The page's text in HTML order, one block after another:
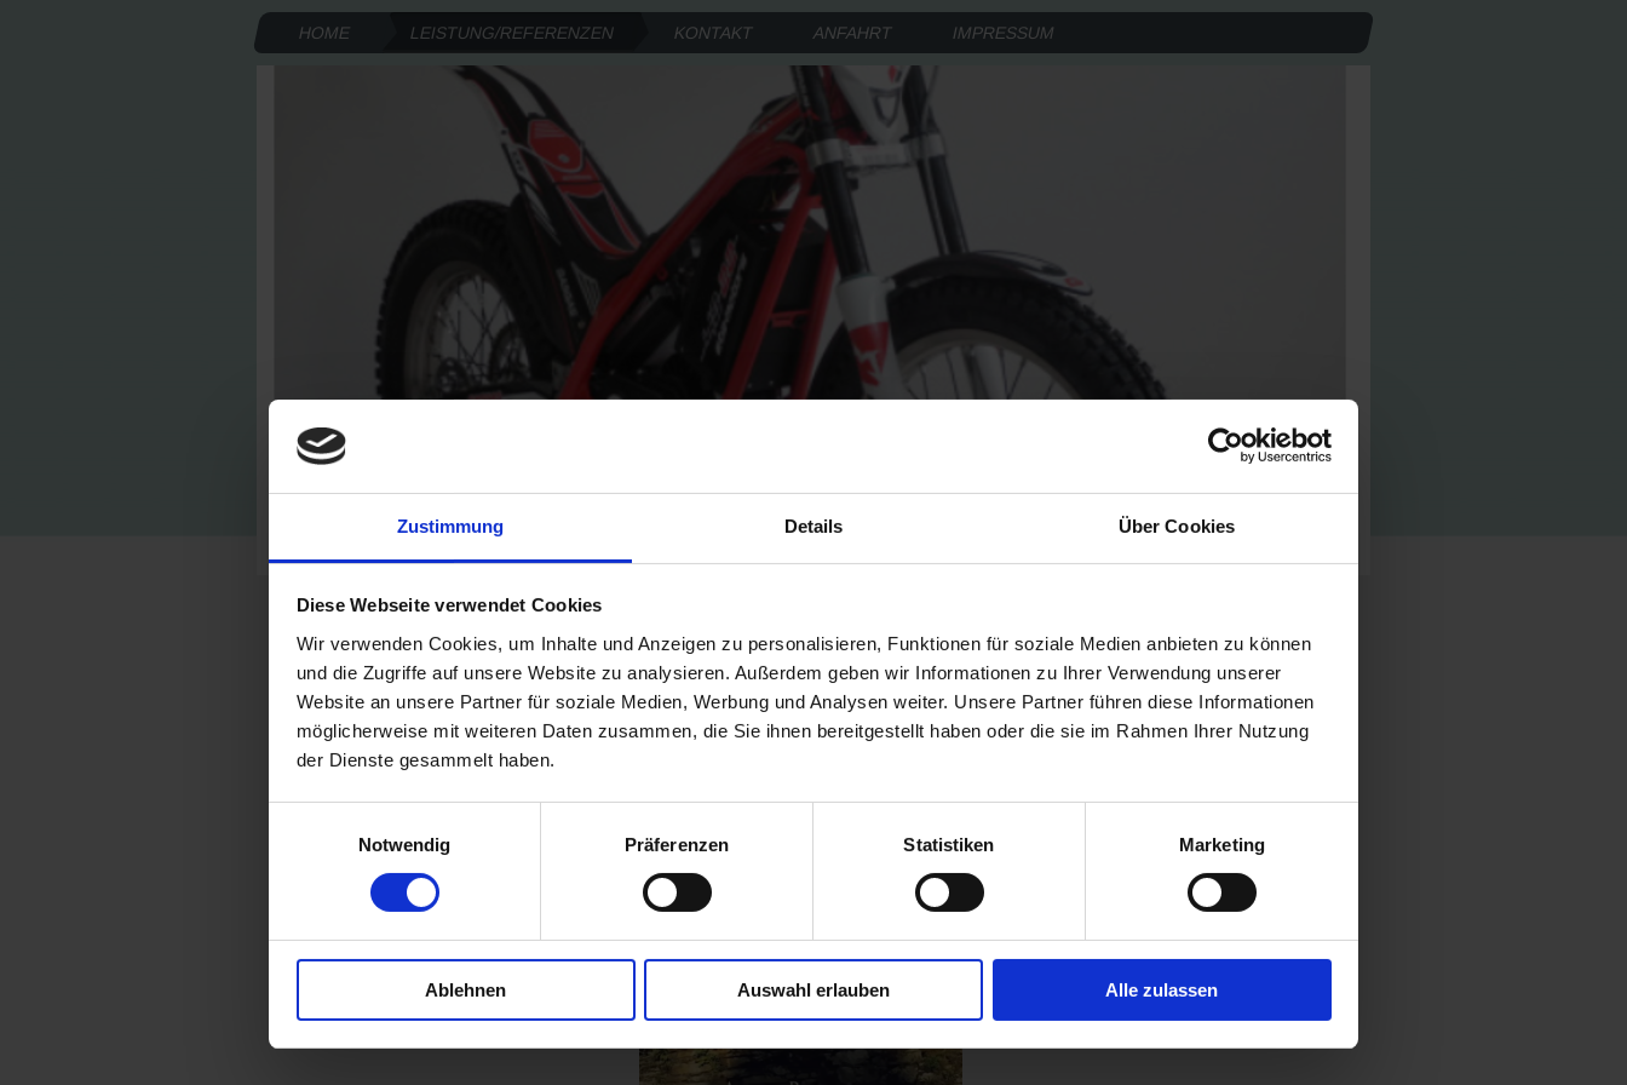
Zustimmung Details Über Cookies
Diese Webseite verwendet Cookies
Wir verwenden Cookies, um Inhalte und Anzeigen zu personalisieren, Funktionen für soziale Medien anbieten zu können
und die Zugriffe auf unsere Website zu analysieren. Außerdem geben wir Informationen zu Ihrer Verwendung unserer
Website an unsere Partner für soziale Medien, Werbung und Analysen weiter. Unsere Partner führen diese Informationen
möglicherweise mit weiteren Daten zusammen, die Sie ihnen bereitgestellt haben oder die sie im Rahmen Ihrer Nutzung
der Dienste gesammelt haben.
Notwendig
Präferenzen Statistiken Marketing
Ablehnen Auswahl erlauben Alle zulassen
HOME LEISTUNG/REFERENZEN KONTAKT ANFAHRT IMPRESSUM
"Verbrennermotor raus -
Elektroantrieb rein"
Technische Dokumentation
Technischer Vertrieb
Startup - SOSCHO GmBH
Startup - ETA MOTORS GmBH